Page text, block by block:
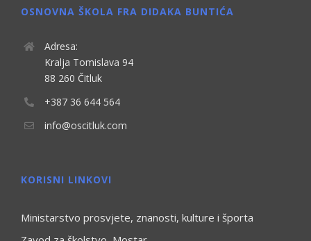
OSNOVNA ŠKOLA FRA DIDAKA BUNTIĆA
Adresa:
Kralja Tomislava 94
88 260 Čitluk
+387 36 644 564
info@oscitluk.com
KORISNI LINKOVI
Ministarstvo prosvjete, znanosti, kulture i športa